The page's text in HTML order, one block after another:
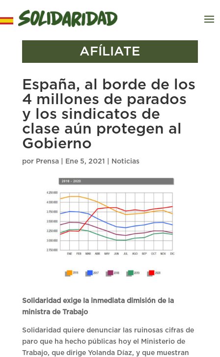
AFÍLIATE
España, al borde de los
4 millones de parados
y los sindicatos de
clase aún protegen al
Gobierno
por Prensa| Ene 5, 2021 Noticias
Solidaridad exige la inmediata dimisión de la
ministra de Trabajo
Solidaridad quiere denunciar las ruinosas cifras de
paro que ha hecho públicas hoy el Ministerio de
Trabajo, que dirige Yolanda Díaz, y que muestran